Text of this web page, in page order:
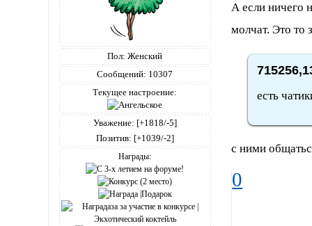
Пол: Женский
Сообщений: 10307
Текущее настроение:
Уважение: [+1818/-5]
Позитив: [+1039/-2]
Награды:
А если ничего
молчат. Это то
есть
с ними
0